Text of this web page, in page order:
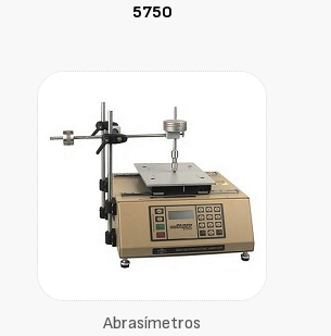
5750
Abrasímetros